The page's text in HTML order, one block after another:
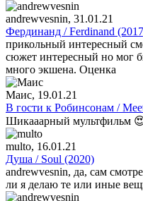
andrewvesnin, 31.01.21
Фердинанд / Ferdinand
прикольный интересный
сюжет интересный но мог
много экшена. Оценка
Маис, 19.01.21
В гости к Робинсонам /
Шикааарный мультфильм
multo, 16.01.21
Душа / Soul (2020)
andrewvesnin, да, сам
ли я делаю те или иные